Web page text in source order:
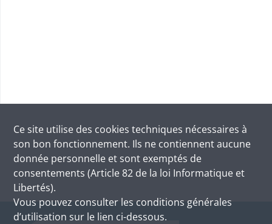
Ce site utilise des cookies techniques nécessaires à
son bon fonctionnement. Ils ne contiennent aucune
donnée personnelle et sont exemptés de
consentements (Article 82 de la loi Informatique et
Libertés).
Vous pouvez consulter les conditions générales
d’utilisation sur le lien ci-dessous.